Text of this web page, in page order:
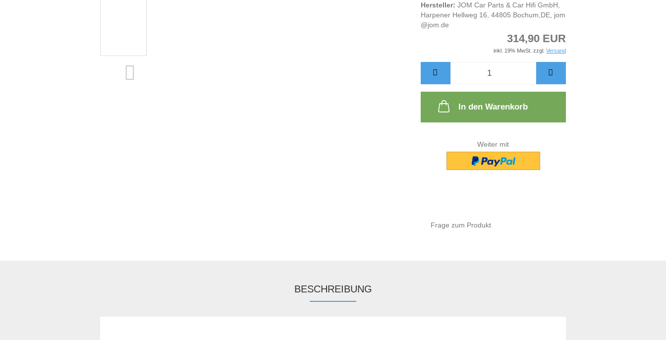
Hersteller: JOM Car Parts & Car Hifi GmbH,
Harpener Hellweg 16, 44805 Bochum,DE, jom
@jom.de
314,90 EUR
inkl. 19% MwSt. zzgl. Versand
In den Warenkorb
Weiter mit
Frage zum Produkt
BESCHREIBUNG